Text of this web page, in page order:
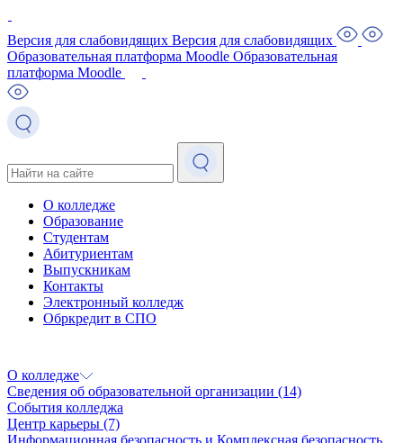
Версия для слабовидящих Версия для слабовидящих
Образовательная платформа Moodle Образовательная
платформа Moodle
О колледже
Образование
Студентам
Абитуриентам
Выпускникам
Контакты
Электронный колледж
Обркредит в СПО
О колледже
Сведения об образовательной организации (14)
События колледжа
Центр карьеры (7)
Информационная безопасность и Комплексная безопасность